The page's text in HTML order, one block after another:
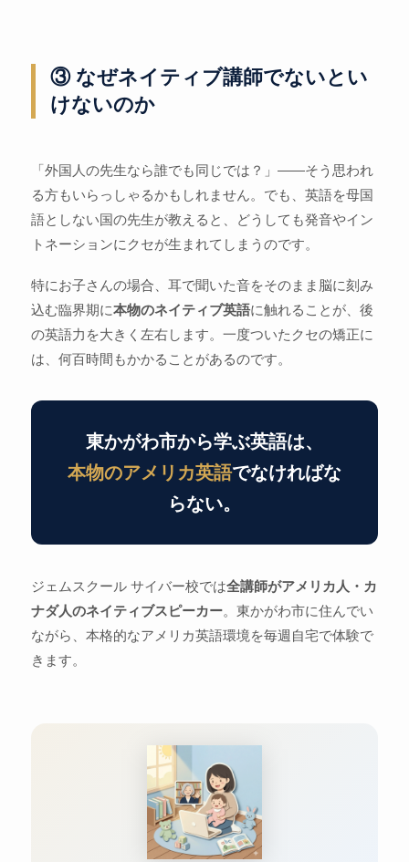
③ なぜネイティブ講師でないとい
けないのか
「外国人の先生なら誰でも同じでは？」——そう思われ
る方もいらっしゃるかもしれません。でも、英語を母国
語としない国の先生が教えると、どうしても発音やイン
トネーションにクセが生まれてしまうのです。
特にお子さんの場合、耳で聞いた音をそのまま脳に刻み
込む臨界期に本物のネイティブ英語に触れることが、後
の英語力を大きく左右します。一度ついたクセの矯正に
は、何百時間もかかることがあるのです。
東かがわ市から学ぶ英語は、
本物のアメリカ英語でなければな
らない。
ジェムスクール サイバー校では全講師がアメリカ人・カ
ナダ人のネイティブスピーカー。東かがわ市に住んでい
ながら、本格的なアメリカ英語環境を毎週自宅で体験で
きます。